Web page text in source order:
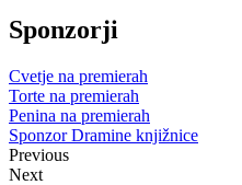
Sponzorji
Cvetje na premierah
Torte na premierah
Penina na premierah
Sponzor Dramine knjižnice
Previous
Next